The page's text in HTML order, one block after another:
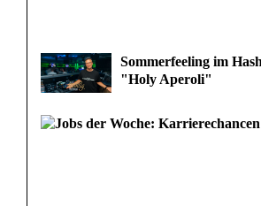
Sommerfeeling im
"Holy Aperoli"